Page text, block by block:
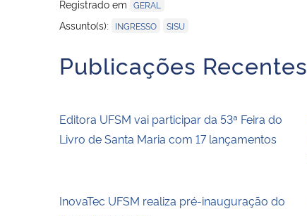
Registrado em GERAL
Assunto(s): INGRESSO SISU
Publicações Recentes
Editora UFSM vai participar da 53ª Feira do
Livro de Santa Maria com 17 lançamentos
InovaTec UFSM realiza pré-inauguração do